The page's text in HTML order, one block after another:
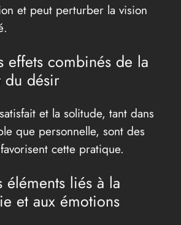
et peut perturber la vision
effets combinés de la
du désir
et la solitude, tant dans
que personnelle, sont des
cette pratique.
éléments liés à la
et aux émotions